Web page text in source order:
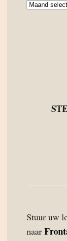
Archief
Stuur uw
naar